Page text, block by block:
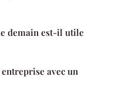
demain est-il utile
avec un